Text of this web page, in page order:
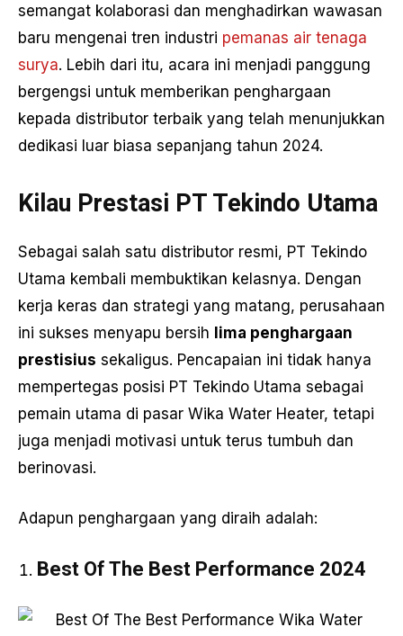
semangat kolaborasi dan menghadirkan wawasan
baru mengenai tren industri pemanas air tenaga
surya. Lebih dari itu, acara ini menjadi panggung
bergengsi untuk memberikan penghargaan
kepada distributor terbaik yang telah menunjukkan
dedikasi luar biasa sepanjang tahun 2024.
Kilau Prestasi PT Tekindo Utama
Sebagai salah satu distributor resmi, PT Tekindo
Utama kembali membuktikan kelasnya. Dengan
kerja keras dan strategi yang matang, perusahaan
ini sukses menyapu bersih lima penghargaan
prestisius sekaligus. Pencapaian ini tidak hanya
mempertegas posisi PT Tekindo Utama sebagai
pemain utama di pasar Wika Water Heater, tetapi
juga menjadi motivasi untuk terus tumbuh dan
berinovasi.
Adapun penghargaan yang diraih adalah:
Best Of The Best Performance 2024